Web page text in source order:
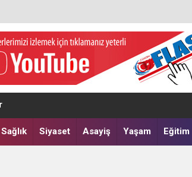
Sağlık Siyaset Asayiş Yaşam Eğitim